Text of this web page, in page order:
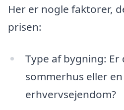
Her er nogle faktorer,
prisen:
Type af bygning: Er
sommerhus eller
erhvervsejendom?